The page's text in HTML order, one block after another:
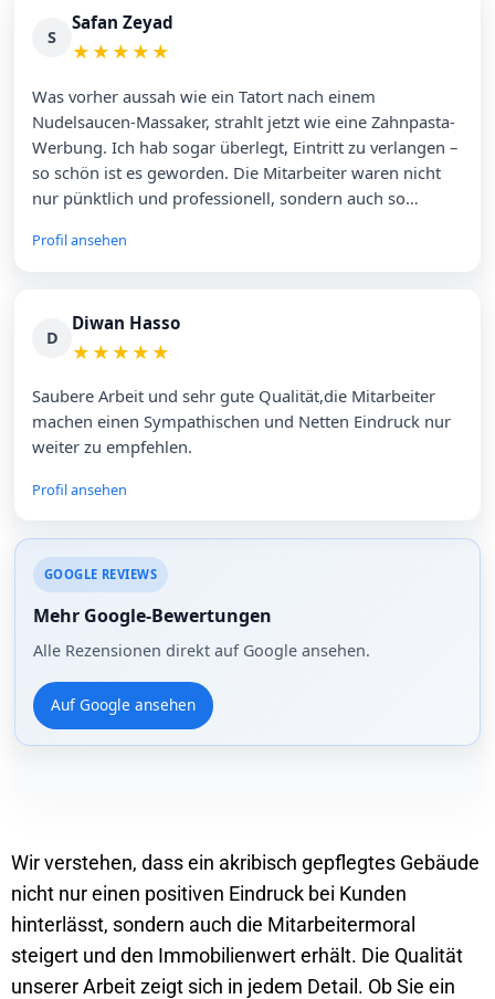
S
Safan Zeyad
★ ★ ★ ★ ★
Was vorher aussah wie ein Tatort nach einem
Nudelsaucen-Massaker, strahlt jetzt wie eine Zahnpasta-
Werbung. Ich hab sogar überlegt, Eintritt zu verlangen –
so schön ist es geworden. Die Mitarbeiter waren nicht
nur pünktlich und professionell, sondern auch so
einen Wellness-Service gebucht.
Profil ansehen
D
Diwan Hasso
★ ★ ★ ★ ★
Saubere Arbeit und sehr gute Qualität,die Mitarbeiter
machen einen Sympathischen und Netten Eindruck nur
weiter zu empfehlen.
Profil ansehen
GOOGLE REVIEWS
Mehr Google-Bewertungen
Alle Rezensionen direkt auf Google ansehen.
Auf Google ansehen
Wir verstehen, dass ein akribisch gepflegtes Gebäude
nicht nur einen positiven Eindruck bei Kunden
hinterlässt, sondern auch die Mitarbeitermoral
steigert und den Immobilienwert erhält. Die Qualität
unserer Arbeit zeigt sich in jedem Detail. Ob Sie ein